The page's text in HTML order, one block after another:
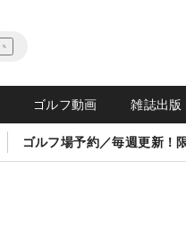
ゴルフ動画 雑誌出版
ゴルフ場予約／毎週更新！